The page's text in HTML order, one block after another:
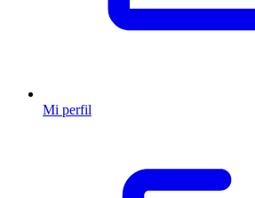
Mi perfil